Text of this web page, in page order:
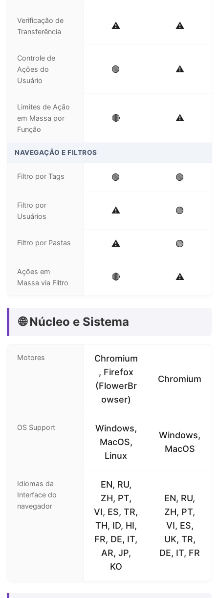
Verificação de
Transferência
⚠️ ⚠️
Controle de
Ações do
Usuário
🟢 ⚠️
Limites de Ação
em Massa por
Função
🔴 ⚠️
NAVEGAÇÃO E FILTROS
Filtro por Tags 🟢 🟢
Filtro por
Usuários
⚠️ 🟢
Filtro por Pastas ⚠️ 🟢
Ações em
Massa via Filtro
🔴 ⚠️
🌐 Núcleo e Sistema
Motores
Chromium
, Firefox
(FlowerBr
owser)
Chromium
OS Support
Windows,
MacOS,
Linux
Windows,
MacOS
Idiomas da
Interface do
navegador
EN, RU,
ZH, PT,
VI, ES, TR,
TH, ID, HI,
FR, DE, IT,
AR, JP,
KO
EN, RU,
ZH, PT,
VI, ES,
UK, TR,
DE, IT, FR